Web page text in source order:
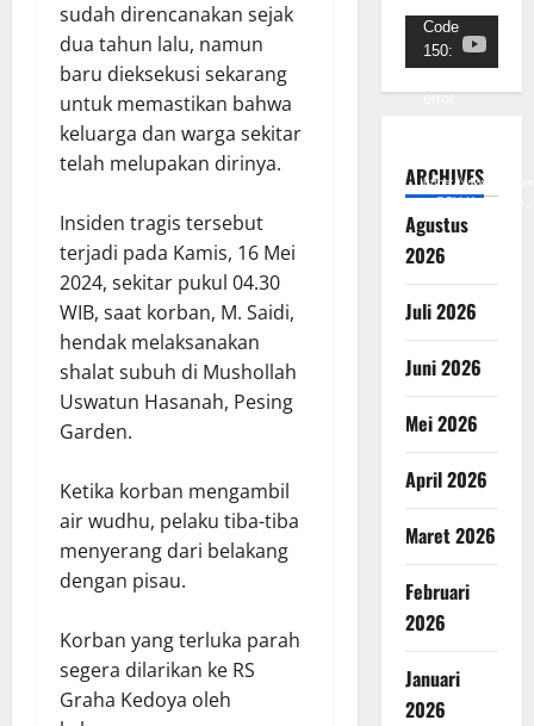
sudah direncanakan sejak
dua tahun lalu, namun
baru dieksekusi sekarang
untuk memastikan bahwa
keluarga dan warga sekitar
telah melupakan dirinya.
Insiden tragis tersebut
terjadi pada Kamis, 16 Mei
2024, sekitar pukul 04.30
WIB, saat korban, M. Saidi,
hendak melaksanakan
shalat subuh di Mushollah
Uswatun Hasanah, Pesing
Garden.
Ketika korban mengambil
air wudhu, pelaku tiba-tiba
menyerang dari belakang
dengan pisau.
Korban yang terluka parah
segera dilarikan ke RS
Graha Kedoya oleh
Pemutar
Video
Code
150:
error.
https://
ARCHIVES
Agustus
2026
Juli 2026
Juni 2026
Mei 2026
April 2026
Maret 2026
Februari
2026
Januari
2026